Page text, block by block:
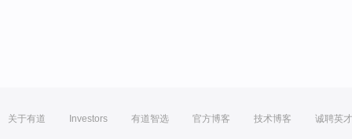
关于有道 Investors 有道智选 官方博客 技术博客 诚聘英才